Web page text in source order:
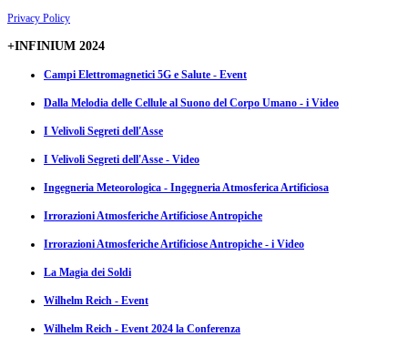
Privacy Policy
+INFINIUM 2024
Campi Elettromagnetici 5G e Salute - Event
Dalla Melodia delle Cellule al Suono del Corpo Umano - i Video
I Velivoli Segreti dell'Asse
I Velivoli Segreti dell'Asse - Video
Ingegneria Meteorologica - Ingegneria Atmosferica Artificiosa
Irrorazioni Atmosferiche Artificiose Antropiche
Irrorazioni Atmosferiche Artificiose Antropiche - i Video
La Magia dei Soldi
Wilhelm Reich - Event
Wilhelm Reich - Event 2024 la Conferenza